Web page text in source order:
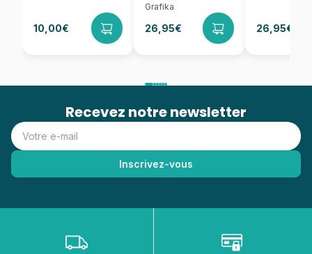
10,00€
Grafika
26,95€ 26,95€
Recevez notre newsletter